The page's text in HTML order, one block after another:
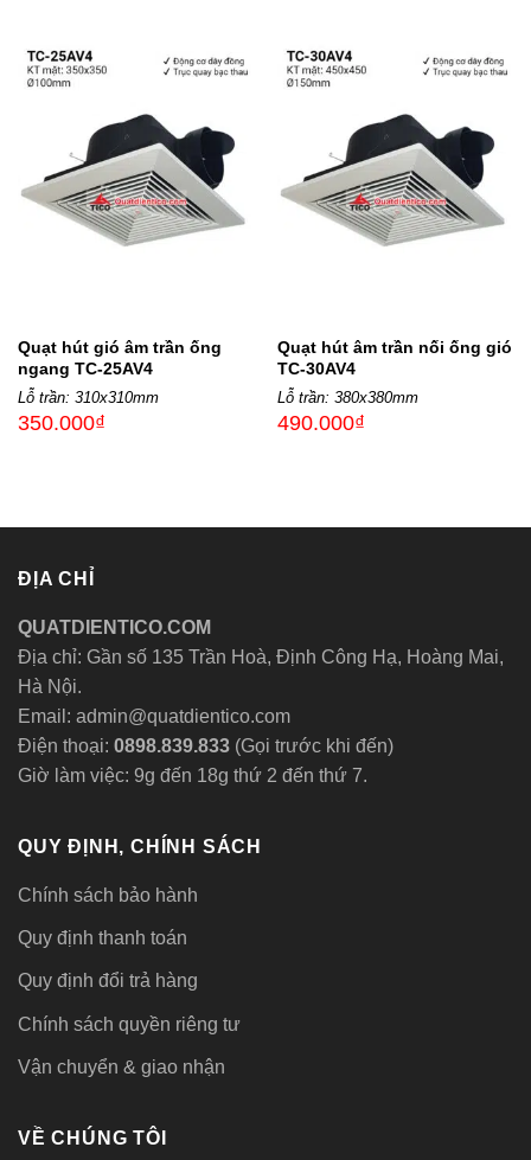
Quạt hút gió âm trần ống
ngang TC-25AV4
Lỗ trần: 310x310mm
350.000₫
Quạt hút âm trần nối ống gió
TC-30AV4
Lỗ trần: 380x380mm
490.000₫
ĐỊA CHỈ
QUATDIENTICO.COM
Địa chỉ: Gần số 135 Trần Hoà, Định Công Hạ, Hoàng Mai,
Hà Nội.
Email: admin@quatdientico.com
Điện thoại: 0898.839.833 (Gọi trước khi đến)
Giờ làm việc: 9g đến 18g thứ 2 đến thứ 7.
QUY ĐỊNH, CHÍNH SÁCH
Chính sách bảo hành
Quy định thanh toán
Quy định đổi trả hàng
Chính sách quyền riêng tư
Vận chuyển & giao nhận
VỀ CHÚNG TÔI